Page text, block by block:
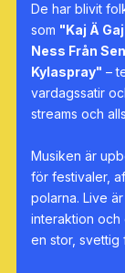
De har blivit
som "Kaj Ä
Ness Från
Kylaspray" –
vardagssatir
streams och
Musiken är
för festivaler,
polarna. Live
interaktion och
en stor, svettig